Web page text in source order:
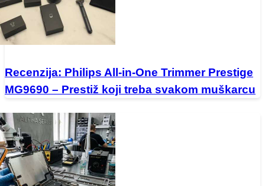
Recenzija: Philips All-in-One Trimmer Prestige
MG9690 – Prestiž koji treba svakom muškarcu